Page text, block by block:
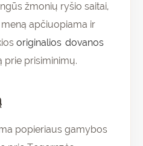
žmonių ryšio saitai,
apčiuopiama ir
originalios dovanos
prie prisiminimų.
popieriaus gamybos